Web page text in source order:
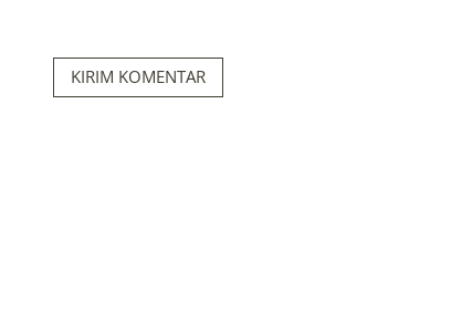
KIRIM KOMENTAR